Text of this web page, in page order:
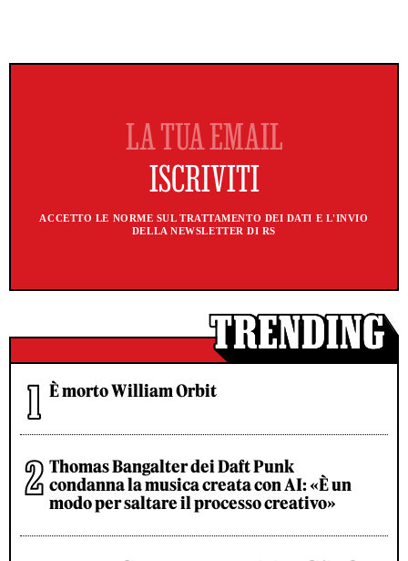
ACCETTO LE NORME SUL TRATTAMENTO DEI DATI E L'INVIO
DELLA NEWSLETTER DI RS
È morto William Orbit
Thomas Bangalter dei Daft Punk
condanna la musica creata con AI: «È un
modo per saltare il processo creativo»